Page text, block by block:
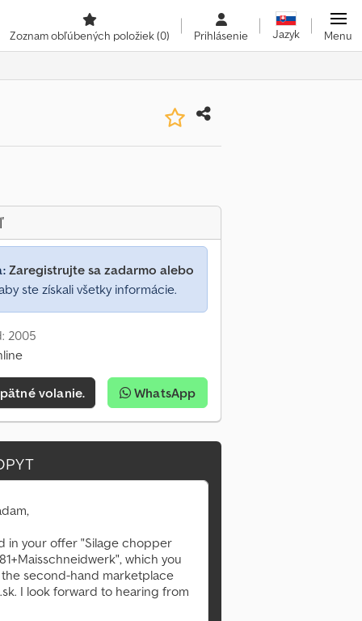
Zoznam obľúbených položiek(0) Prihlásenie Jazyk Menu
Zaregistrujte sa zadarmo alebo
ste získali všetky informácie.
2005
volanie. WhatsApp